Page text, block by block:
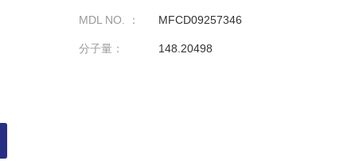
MDL NO. ： MFCD09257346
分子量： 148.20498